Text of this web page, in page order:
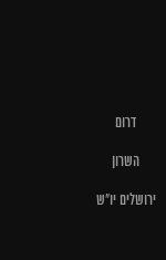
דרום
השרון
ירושלים יו"ש